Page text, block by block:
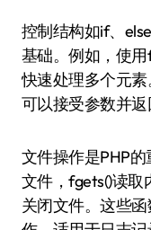
控制结构如if、
基础。例如，使
快速处理多个元
可以接受参数并返
文件操作是PHP
文件，fgets()读取
关闭文件。这些